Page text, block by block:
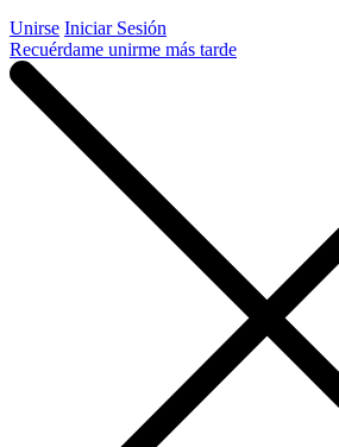
Unirse Iniciar Sesión
Recuérdame unirme más tarde